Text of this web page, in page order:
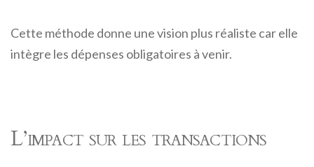
Cette méthode donne une vision plus réaliste car elle
intègre les dépenses obligatoires à venir.
L’impact sur les transactions